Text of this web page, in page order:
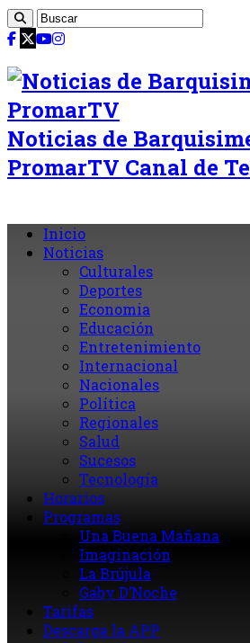
Noticias de
PromarTV Canal de
Inicio
Noticias
Culturales
Deportes
Economia
Educación
Entretenimiento
Internacional
Nacionales
Política
Regionales
Salud
Sucesos
Tecnología
Horarios
Programas
Una Buena Mañana
Imaginación
La Brújula
Gaby D’Noche
Tarifas
Descarga la APP